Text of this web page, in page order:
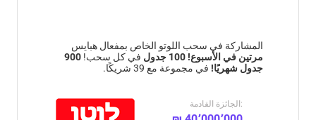
المشاركة في سحب اللوتو الخاص بمفعال هبايس
مرتين في الأسبوع! 100 جدول في كل سحب! 900
جدول شهريًا! في مجموعة مع 39 شريكًا.
الجائزة القادمة: